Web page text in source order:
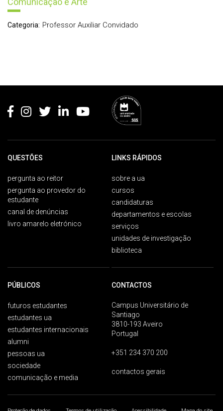
Categoria: Professor Auxiliar Convidado
QUESTÕES
pergunta ao reitor
pergunta ao provedor do
estudante
canal de denúncias
livro amarelo eletrónico
LINKS RÁPIDOS
sobre a ua
cursos
candidaturas
departamentos e escolas
serviços
unidades de investigação
biblioteca
PÚBLICOS
futuros estudantes
estudantes ua
estudantes internacionais
alumni
pessoas ua
sociedade
comunicação e media
CONTACTOS
Campus Universitário de
Santiago
3810-193 Aveiro
Portugal
+351 234 370 200
contactos gerais